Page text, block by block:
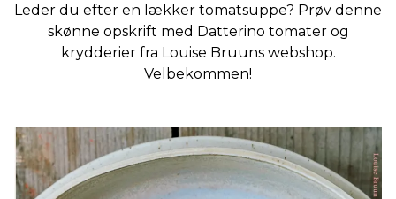
Leder du efter en lækker tomatsuppe? Prøv denne
skønne opskrift med Datterino tomater og
krydderier fra Louise Bruuns webshop.
Velbekommen!